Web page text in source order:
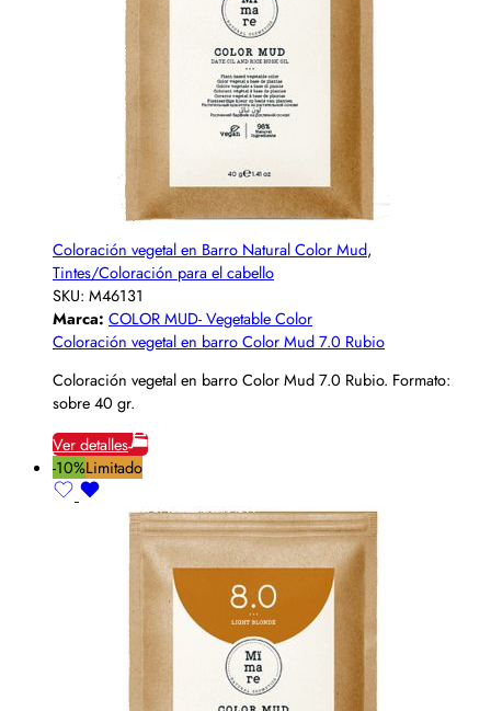
Coloración vegetal en Barro Natural Color Mud,
Tintes/Coloración para el cabello
SKU: M46131
Marca: COLOR MUD- Vegetable Color
Coloración vegetal en barro Color Mud 7.0 Rubio
Coloración vegetal en barro Color Mud 7.0 Rubio. Formato:
sobre 40 gr.
Ver detalles
-10%Limitado